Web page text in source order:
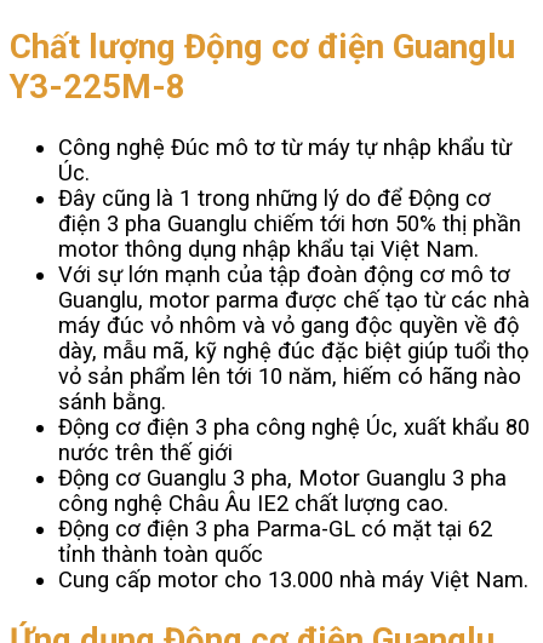
Chất lượng Động cơ điện Guanglu
Y3-225M-8
Công nghệ Đúc mô tơ từ máy tự nhập khẩu từ
Úc.
Đây cũng là 1 trong những lý do để Động cơ
điện 3 pha Guanglu chiếm tới hơn 50% thị phần
motor thông dụng nhập khẩu tại Việt Nam.
Với sự lớn mạnh của tập đoàn động cơ mô tơ
Guanglu, motor parma được chế tạo từ các nhà
máy đúc vỏ nhôm và vỏ gang độc quyền về độ
dày, mẫu mã, kỹ nghệ đúc đặc biệt giúp tuổi thọ
vỏ sản phẩm lên tới 10 năm, hiếm có hãng nào
sánh bằng.
Động cơ điện 3 pha công nghệ Úc, xuất khẩu 80
nước trên thế giới
Động cơ Guanglu 3 pha, Motor Guanglu 3 pha
công nghệ Châu Âu IE2 chất lượng cao.
Động cơ điện 3 pha Parma-GL có mặt tại 62
tỉnh thành toàn quốc
Cung cấp motor cho 13.000 nhà máy Việt Nam.